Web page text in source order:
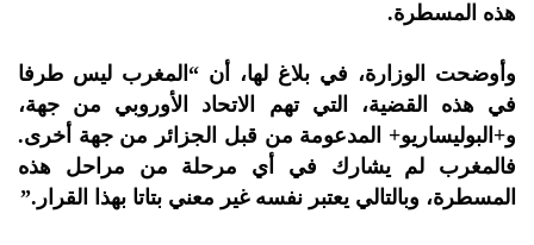
هذه المسطرة‎.‎
وأوضحت الوزارة، في بلاغ لها، أن “المغرب ليس طرفا
في هذه القضية، التي تهم الاتحاد الأوروبي من جهة،
و+البوليساريو+ ‏المدعومة من قبل الجزائر من جهة أخرى.
فالمغرب لم يشارك في أي مرحلة من مراحل هذه
المسطرة، وبالتالي يعتبر نفسه غير ‏معني بتاتا بهذا القرار‎”.‎